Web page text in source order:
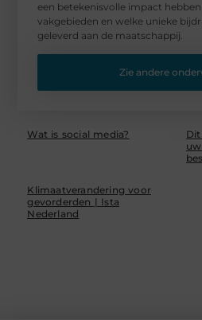
een betekenisvolle impact
vakgebieden en welke unieke
geleverd aan de maatschappij.
Zie andere
Wat is social media?
Klimaatverandering voor
gevorderden | Ista
Nederland